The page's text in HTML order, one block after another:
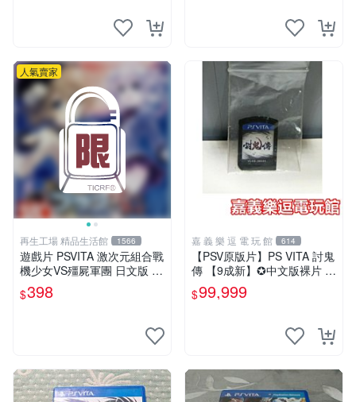
人氣賣家
再生工場 精品生活館 1566
遊戲片 PSVITA 激次元組合戰
機少女VS殭屍軍團 日文版 再
生工場 01
$398
嘉 義 樂 逗 電 玩 館 614
【PSV原版片】PS VITA 討鬼
傳 【9成新】✪中文版裸片 中
古二手✪嘉義樂逗電玩館
$99,999